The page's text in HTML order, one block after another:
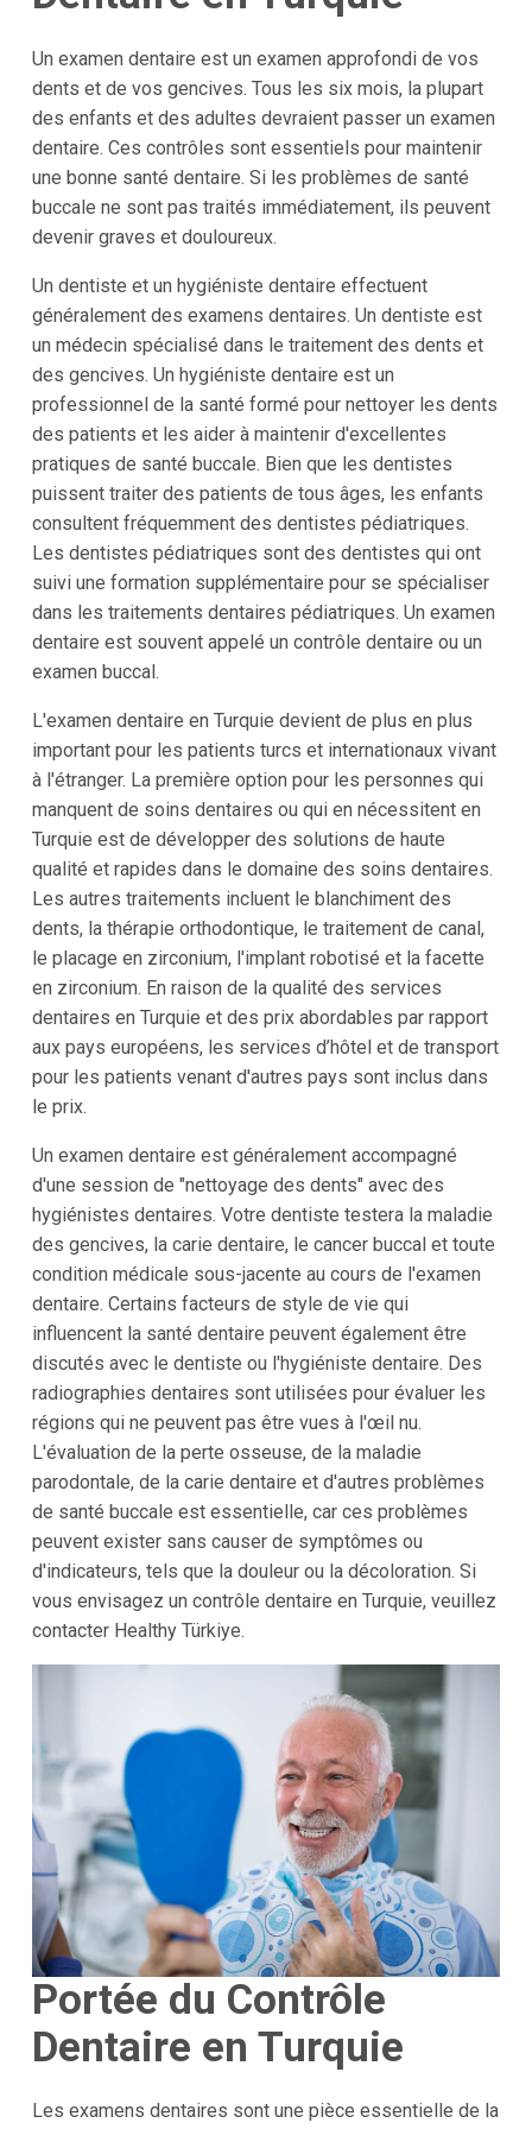
Un examen dentaire est un examen approfondi de vos
dents et de vos gencives. Tous les six mois, la plupart
des enfants et des adultes devraient passer un examen
dentaire. Ces contrôles sont essentiels pour maintenir
une bonne santé dentaire. Si les problèmes de santé
buccale ne sont pas traités immédiatement, ils peuvent
devenir graves et douloureux.
Un dentiste et un hygiéniste dentaire effectuent
généralement des examens dentaires. Un dentiste est
un médecin spécialisé dans le traitement des dents et
des gencives. Un hygiéniste dentaire est un
professionnel de la santé formé pour nettoyer les dents
des patients et les aider à maintenir d'excellentes
pratiques de santé buccale. Bien que les dentistes
puissent traiter des patients de tous âges, les enfants
consultent fréquemment des dentistes pédiatriques.
Les dentistes pédiatriques sont des dentistes qui ont
suivi une formation supplémentaire pour se spécialiser
dans les traitements dentaires pédiatriques. Un examen
dentaire est souvent appelé un contrôle dentaire ou un
examen buccal.
L'examen dentaire en Turquie devient de plus en plus
important pour les patients turcs et internationaux vivant
à l'étranger. La première option pour les personnes qui
manquent de soins dentaires ou qui en nécessitent en
Turquie est de développer des solutions de haute
qualité et rapides dans le domaine des soins dentaires.
Les autres traitements incluent le blanchiment des
dents, la thérapie orthodontique, le traitement de canal,
le placage en zirconium, l'implant robotisé et la facette
en zirconium. En raison de la qualité des services
dentaires en Turquie et des prix abordables par rapport
aux pays européens, les services d’hôtel et de transport
pour les patients venant d'autres pays sont inclus dans
le prix.
Un examen dentaire est généralement accompagné
d'une session de "nettoyage des dents" avec des
hygiénistes dentaires. Votre dentiste testera la maladie
des gencives, la carie dentaire, le cancer buccal et toute
condition médicale sous-jacente au cours de l'examen
dentaire. Certains facteurs de style de vie qui
influencent la santé dentaire peuvent également être
discutés avec le dentiste ou l'hygiéniste dentaire. Des
radiographies dentaires sont utilisées pour évaluer les
régions qui ne peuvent pas être vues à l'œil nu.
L'évaluation de la perte osseuse, de la maladie
parodontale, de la carie dentaire et d'autres problèmes
de santé buccale est essentielle, car ces problèmes
peuvent exister sans causer de symptômes ou
d'indicateurs, tels que la douleur ou la décoloration. Si
vous envisagez un contrôle dentaire en Turquie, veuillez
contacter Healthy Türkiye.
Portée du Contrôle
Dentaire en Turquie
Les examens dentaires sont une pièce essentielle de la